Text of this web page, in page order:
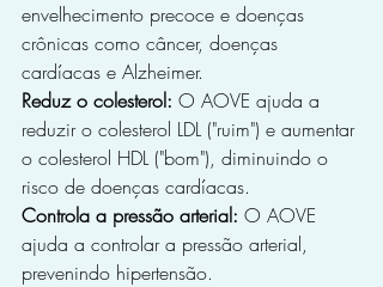
envelhecimento precoce e doenças
crônicas como câncer, doenças
cardíacas e Alzheimer.
Reduz o colesterol: O AOVE ajuda a
reduzir o colesterol LDL ("ruim") e aumentar
o colesterol HDL ("bom"), diminuindo o
risco de doenças cardíacas.
Controla a pressão arterial: O AOVE
ajuda a controlar a pressão arterial,
prevenindo hipertensão.